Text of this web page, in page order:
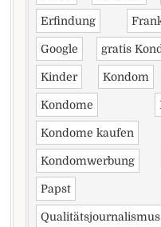
Erfindung
Google gratis
Kinder Kondom
Kondome
Kondome kaufen
Kondomwerbung
Papst
Qualitätsjournalismus